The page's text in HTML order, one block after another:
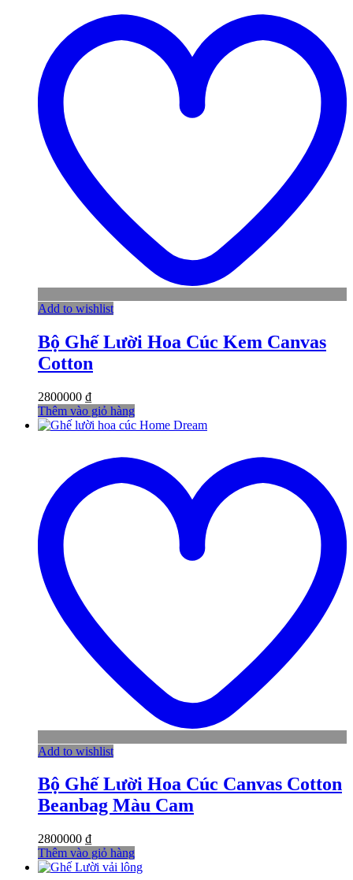
Add to wishlist
Bộ Ghế Lười Hoa Cúc Kem Canvas
Cotton
2800000 ₫
Thêm vào giỏ hàng
Add to wishlist
Bộ Ghế Lười Hoa Cúc Canvas Cotton
Beanbag Màu Cam
2800000 ₫
Thêm vào giỏ hàng